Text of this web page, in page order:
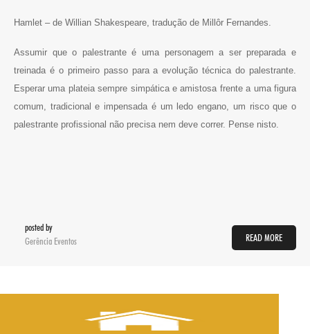
Hamlet – de Willian Shakespeare, tradução de Millôr Fernandes.
Assumir que o palestrante é uma personagem a ser preparada e
treinada é o primeiro passo para a evolução técnica do palestrante.
Esperar uma plateia sempre simpática e amistosa frente a uma figura
comum, tradicional e impensada é um ledo engano, um risco que o
palestrante profissional não precisa nem deve correr. Pense nisto.
posted by
Gerência Eventos
READ MORE